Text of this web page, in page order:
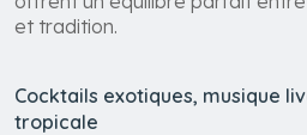
et tradition.
Cocktails exotiques, musique
tropicale